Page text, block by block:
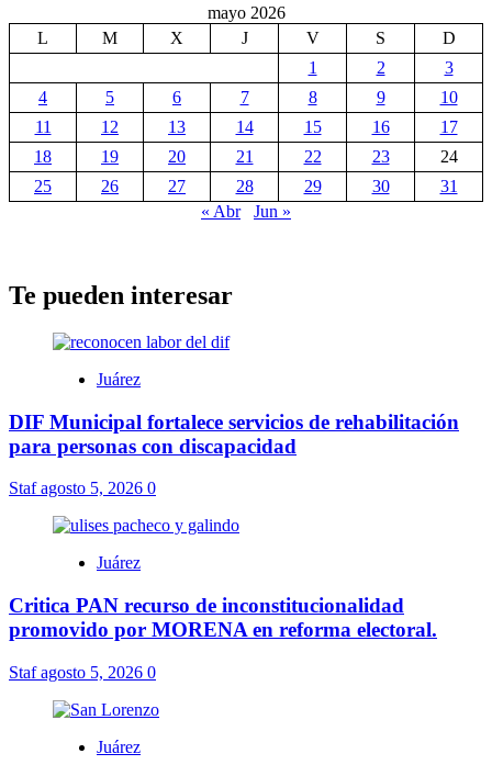
mayo 2026
L
M X J V S
D
1
2
3
4
5 6 7 8 9
10
11
12 13 14 15 16
17
18
19 20 21 22 23
24
25
26 27 28 29 30
31
« Abr
Jun »
Te pueden interesar
Juárez
DIF Municipal fortalece servicios de rehabilitación
para personas con discapacidad
Stafagosto 5, 2026 0
Juárez
Critica PAN recurso de inconstitucionalidad
promovido por MORENA en reforma electoral.
Stafagosto 5, 2026 0
Juárez